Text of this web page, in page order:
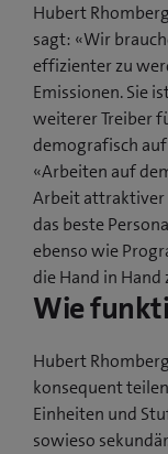
Hubert
sagt: «Wir
effizienter zu
Emissionen. Sie
weiterer Treiber
demografisch
«Arbeiten auf
Arbeit attraktiver
das beste
ebenso wie
die Hand in
Wie
Hubert
konsequent
Einheiten und
sowieso